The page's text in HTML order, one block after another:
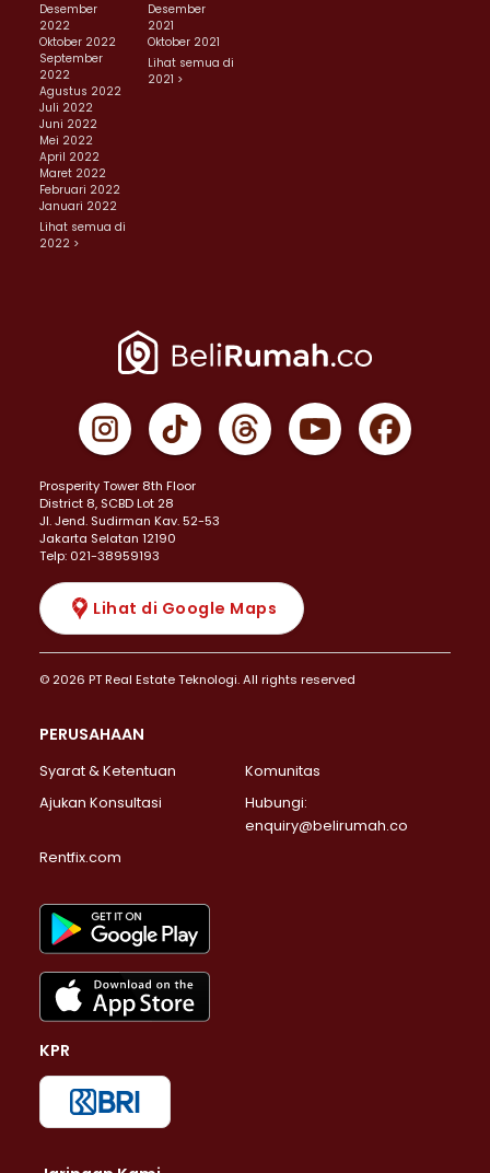
Desember
2022
Oktober 2022
September
2022
Agustus 2022
Juli 2022
Juni 2022
Mei 2022
April 2022
Maret 2022
Februari 2022
Januari 2022
Lihat semua di
2022 >
Desember
2021
Oktober 2021
Lihat semua di
2021 >
Prosperity Tower 8th Floor
District 8, SCBD Lot 28
JI. Jend. Sudirman Kav. 52-53
Jakarta Selatan 12190
Telp: 021-38959193
Lihat di Google Maps
© 2026 PT Real Estate Teknologi. All rights reserved
PERUSAHAAN
Syarat & Ketentuan
Komunitas
Ajukan Konsultasi
Hubungi:
enquiry@belirumah.co
Rentfix.com
KPR